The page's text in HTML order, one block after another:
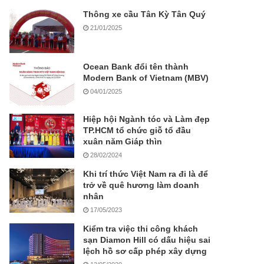
Thông xe cầu Tân Kỳ Tân Quý
21/01/2025
Ocean Bank đổi tên thành
Modern Bank of Vietnam (MBV)
04/01/2025
Hiệp hội Ngành tóc và Làm đẹp
TP.HCM tổ chức giỗ tổ đầu
xuân năm Giáp thìn
28/02/2024
Khi trí thức Việt Nam ra đi là để
trở về quê hương làm doanh
nhân
17/05/2023
Kiểm tra việc thi công khách
sạn Diamon Hill có dấu hiệu sai
lệch hồ sơ cấp phép xây dựng